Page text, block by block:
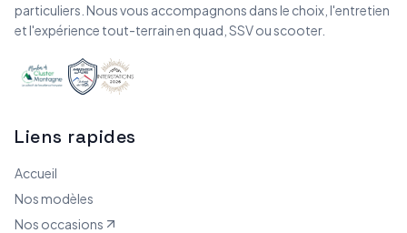
particuliers. Nous vous accompagnons dans le choix, l'entretien
et l'expérience tout-terrain en quad, SSV ou scooter.
Liens rapides
Accueil
Nos modèles
Nos occasions